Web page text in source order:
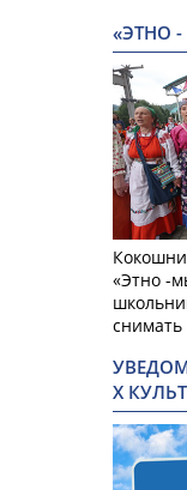
«ЭТНО
«Этно -
снимать
Х